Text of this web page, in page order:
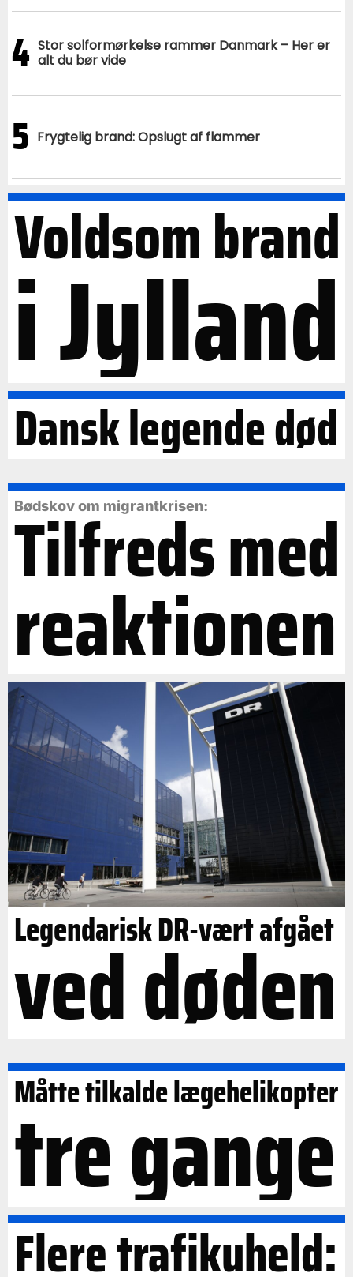
4 Stor solformørkelse rammer Danmark – Her er
alt du bør vide
5 Frygtelig brand: Opslugt af flammer
Voldsom brand
i Jylland
Dansk legende død
Bødskov om migrantkrisen:
Tilfreds med
reaktionen
Legendarisk DR-vært afgået
ved døden
Måtte tilkalde lægehelikopter
tre gange
Flere trafikuheld: